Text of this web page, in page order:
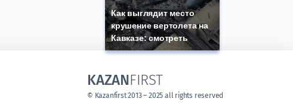
Как выглядит место
крушение вертолета на
Кавказе: смотреть
KAZANFIRST
© Kazanfirst 2013 – 2025 all rights reserved